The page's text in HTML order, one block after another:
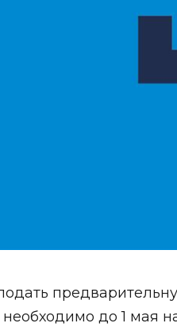
необходимо до 1 мая